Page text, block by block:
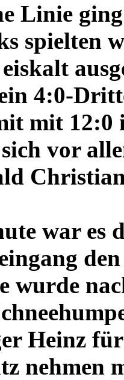
Linie
spielten
4:0-
mit
vor
war es
wurde
Heinz
nehmen